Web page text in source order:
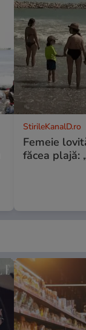
StirileKanalD.ro
Femeie
făcea plajă: